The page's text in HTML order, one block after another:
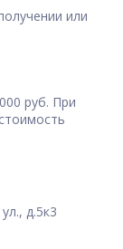
или
руб. При
д.5к3